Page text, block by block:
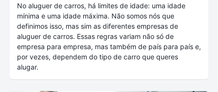
No aluguer de carros, há limites de idade: uma idade
mínima e uma idade máxima. Não somos nós que
definimos isso, mas sim as diferentes empresas de
aluguer de carros. Essas regras variam não só de
empresa para empresa, mas também de país para país e,
por vezes, dependem do tipo de carro que queres
alugar.